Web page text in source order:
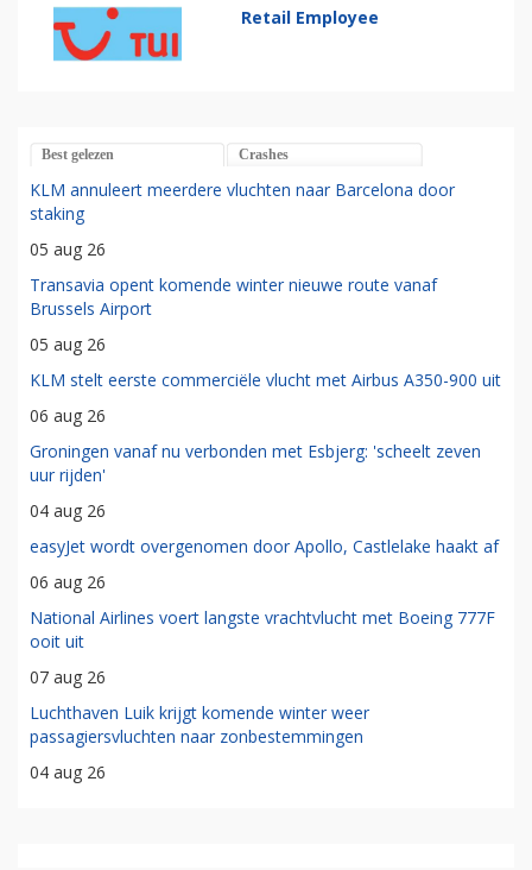
Retail Employee
Best gelezen Crashes
KLM annuleert meerdere vluchten naar Barcelona door
staking
05 aug 26
Transavia opent komende winter nieuwe route vanaf
Brussels Airport
05 aug 26
KLM stelt eerste commerciële vlucht met Airbus A350-900 uit
06 aug 26
Groningen vanaf nu verbonden met Esbjerg: 'scheelt zeven
uur rijden'
04 aug 26
easyJet wordt overgenomen door Apollo, Castlelake haakt af
06 aug 26
National Airlines voert langste vrachtvlucht met Boeing 777F
ooit uit
07 aug 26
Luchthaven Luik krijgt komende winter weer
passagiersvluchten naar zonbestemmingen
04 aug 26